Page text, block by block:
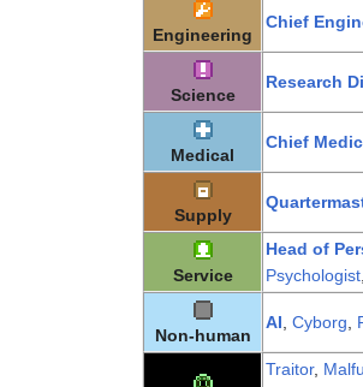
Engineering
Chief
Science
Research
Medical
Chief
Supply
Service
Head of
Psychologist
Non-human
AI Cyborg
Traitor,